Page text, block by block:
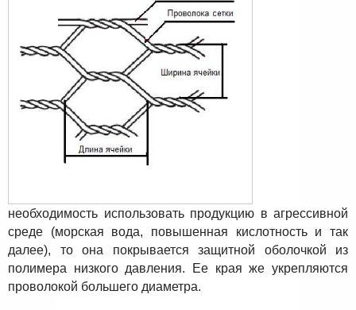
необходимость использовать продукцию в агрессивной
среде (морская вода, повышенная кислотность и так
далее), то она покрывается защитной оболочкой из
полимера низкого давления. Ее края же укрепляются
проволокой большего диаметра.